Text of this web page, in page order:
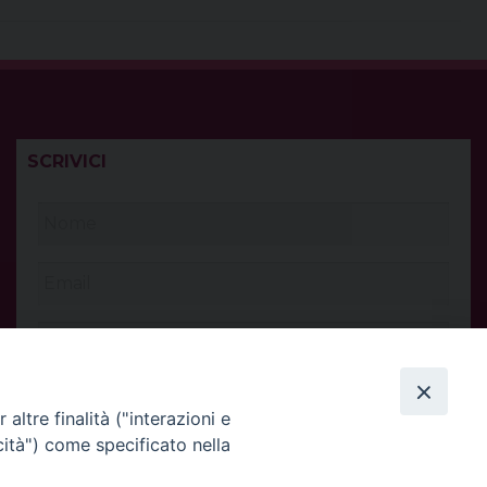
SCRIVICI
altre finalità ("interazioni e
come specificato nella